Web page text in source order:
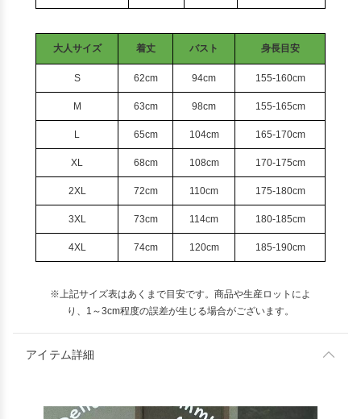
大人サイズ 着丈 バスト 身長目安
S 62cm 94cm 155-160cm
M 63cm 98cm 155-165cm
L 65cm 104cm 165-170cm
XL 68cm 108cm 170-175cm
2XL 72cm 110cm 175-180cm
3XL 73cm 114cm 180-185cm
4XL 74cm 120cm 185-190cm
※上記サイズ表はあくまで目安です。商品や生産ロットによ
り、1～3cm程度の誤差が生じる場合がございます。
アイテム詳細